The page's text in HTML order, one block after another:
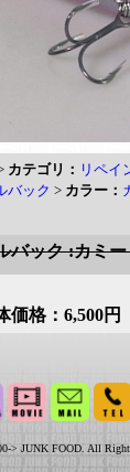
カテゴリ： リペイ
バック > カラー：
バック :カミー
価格：6,500
> JUNK FOOD. All